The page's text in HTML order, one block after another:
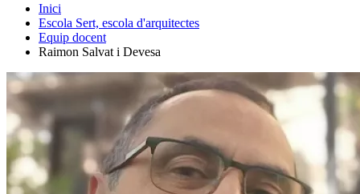
Inici
Escola Sert, escola d'arquitectes
Equip docent
Raimon Salvat i Devesa